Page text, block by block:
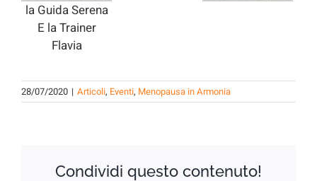
la Guida Serena
E la Trainer
Flavia
28/07/2020 | Articoli, Eventi, Menopausa in Armonia
Condividi questo contenuto!